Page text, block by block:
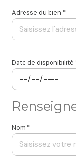
Adresse du bien *
Date de disponibilité
Nom *